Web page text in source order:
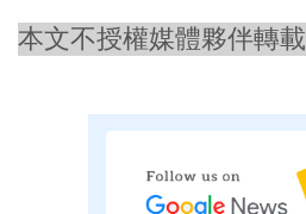
本文不授權媒體夥伴轉載